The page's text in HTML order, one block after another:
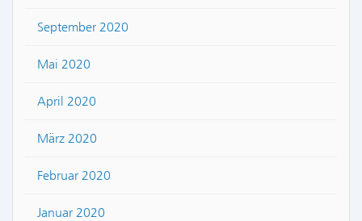
September 2020
Mai 2020
April 2020
März 2020
Februar 2020
Januar 2020